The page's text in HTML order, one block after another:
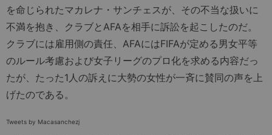
を命じられたマカレナ・サンチェスが、その不当な扱いに
不満を抱き、クラブとAFAを相手に訴訟を起こしたのだ。
クラブには雇用側の責任、AFAにはFIFAが定める男女平等
のルール考慮および女子リーグのプロ化を求める内容だっ
たが、たった1人の訴えに大勢の女性が一斉に賛同の声を上
げたのである。
Tweets by Macasanchezj